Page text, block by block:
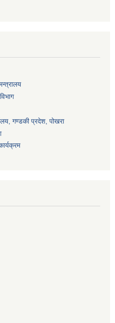
गण्डकी प्रदेश, पोखरा